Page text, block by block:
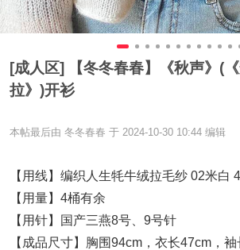
[成人区] 【冬冬春春】《秋声》(
拉》)开衫
本帖最后由 冬冬春春 于 2024-10-30 10:44 编辑
【用线】编织人生牦牛绒拉毛纱 02米白
【用量】4桶有余
【用针】国产三燕8号、9号针
【成品尺寸】胸围94cm，衣长47cm，